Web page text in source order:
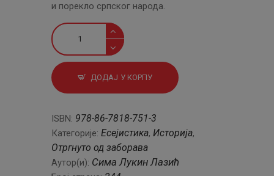
и порекло српског народа.
Срби
у
давнини
количина
ДОДАЈ У КОРПУ
ISBN: 978-86-7818-751-3
Категорије: Есејистика, Историја,
Отргнуто од заборава
Аутор(и): Сима Лукин Лазић